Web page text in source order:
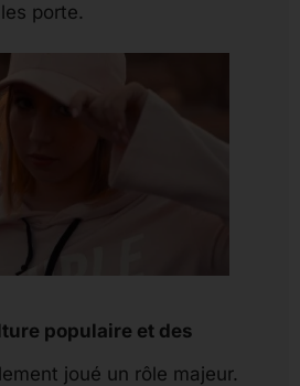
porte.
populaire et des
joué un rôle majeur.